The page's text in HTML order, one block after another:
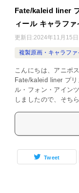
Fate/kaleid liner
ィール キャラフ
更新日:2024年11月15日
複製原画・キャラファ
こんにちは、アニポ
Fate/kaleid liner プ
ル・フォン・アイン
しましたので、そち
Tweet